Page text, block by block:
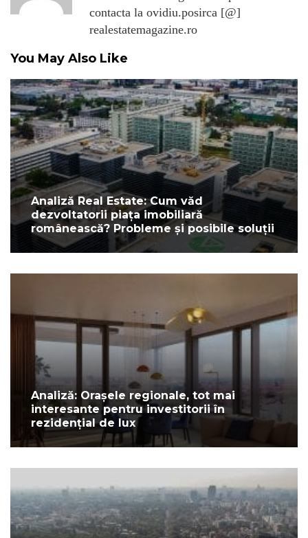
contacta la ovidiu.posirca [@]
realestatemagazine.ro
You May Also Like
Analiză Real Estate: Cum văd
dezvoltatorii piața imobiliară
românească? Probleme și posibile soluții
Analiză: Orașele regionale, tot mai
interesante pentru investitorii în
rezidențial de lux